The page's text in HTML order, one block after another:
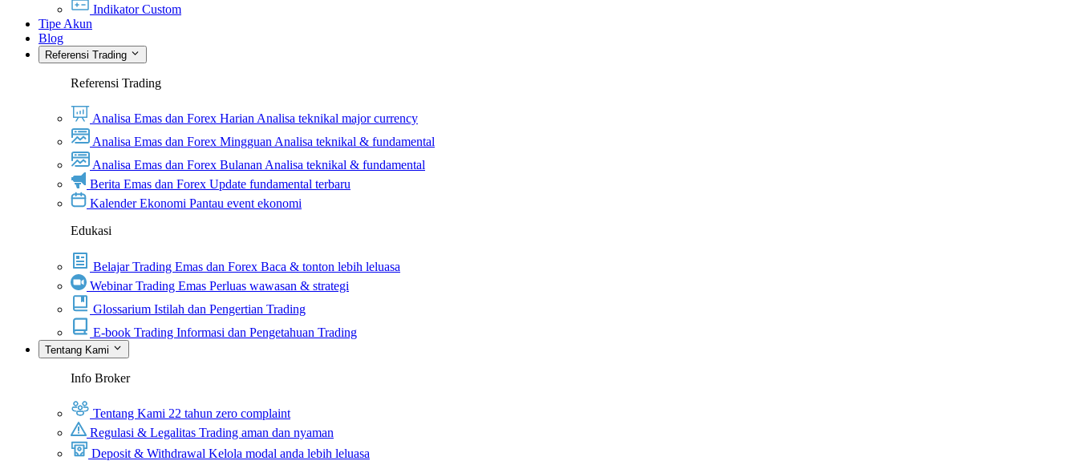
Indikator Custom
Tipe Akun
Blog
Referensi Trading
Referensi Trading
Analisa Emas dan Forex HarianAnalisa teknikal major currency
Analisa Emas dan Forex MingguanAnalisa teknikal & fundamental
Analisa Emas dan Forex BulananAnalisa teknikal & fundamental
Berita Emas dan Forex Update fundamental terbaru
Kalender Ekonomi Pantau event ekonomi
Edukasi
Belajar Trading Emas dan Forex Baca & tonton lebih leluasa
Webinar Trading Emas Perluas wawasan & strategi
Glossarium Istilah dan Pengertian Trading
E-book Trading Informasi dan Pengetahuan Trading
Tentang Kami
Info Broker
Tentang Kami 22 tahun zero complaint
Regulasi & Legalitas Trading aman dan nyaman
Deposit & Withdrawal Kelola modal anda lebih leluasa